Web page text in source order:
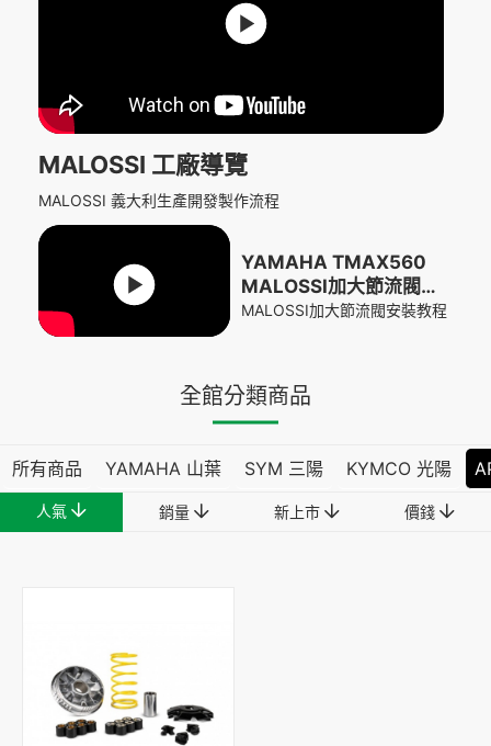
MALOSSI 工廠導覽
MALOSSI 義大利生產開發製作流程
YAMAHA TMAX560
MALOSSI加大節流閥安
裝教程
MALOSSI加大節流閥安裝教程
全館分類商品
所有商品 YAMAHA 山葉 SYM 三陽 KYMCO 光陽
人氣 銷量 新上市 價錢